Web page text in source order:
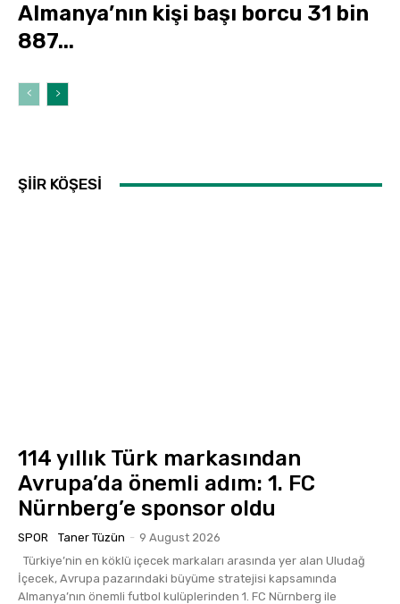
Almanya’nın kişi başı borcu 31 bin
887...
ŞİİR KÖŞESİ
114 yıllık Türk markasından
Avrupa’da önemli adım: 1. FC
Nürnberg’e sponsor oldu
SPOR Taner Tüzün - 9 August 2026
İçecek, Avrupa pazarındaki büyüme stratejisi kapsamında
Almanya’nın önemli futbol kulüplerinden 1. FC Nürnberg ile